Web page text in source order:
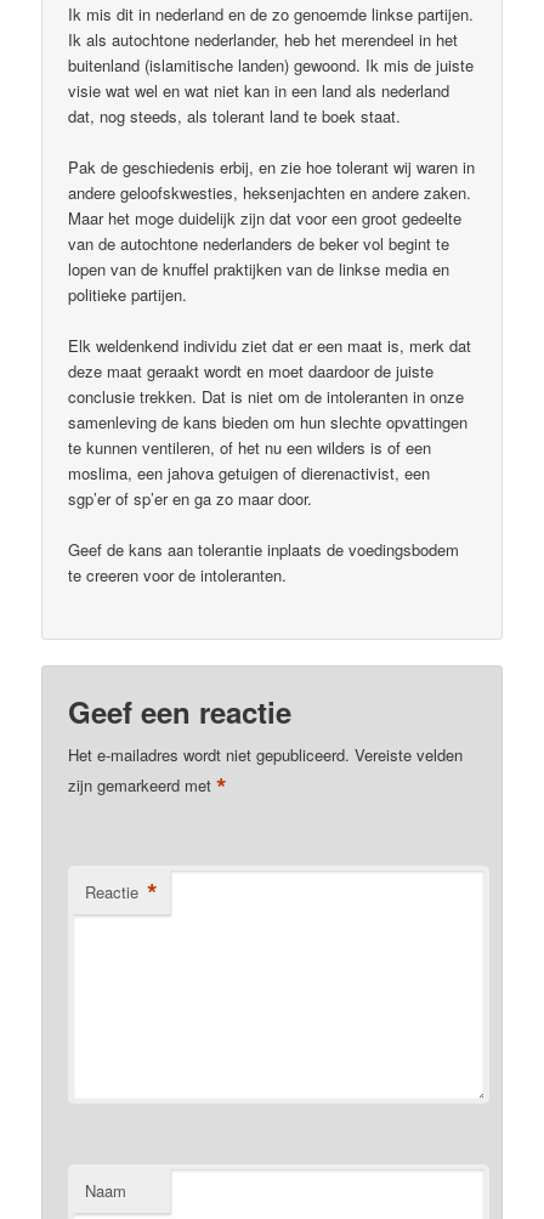
Ik mis dit in nederland en de zo genoemde linkse partijen.
Ik als autochtone nederlander, heb het merendeel in het
buitenland (islamitische landen) gewoond. Ik mis de juiste
visie wat wel en wat niet kan in een land als nederland
dat, nog steeds, als tolerant land te boek staat.
Pak de geschiedenis erbij, en zie hoe tolerant wij waren in
andere geloofskwesties, heksenjachten en andere zaken.
Maar het moge duidelijk zijn dat voor een groot gedeelte
van de autochtone nederlanders de beker vol begint te
lopen van de knuffel praktijken van de linkse media en
politieke partijen.
Elk weldenkend individu ziet dat er een maat is, merk dat
deze maat geraakt wordt en moet daardoor de juiste
conclusie trekken. Dat is niet om de intoleranten in onze
samenleving de kans bieden om hun slechte opvattingen
te kunnen ventileren, of het nu een wilders is of een
moslima, een jahova getuigen of dierenactivist, een
sgp’er of sp’er en ga zo maar door.
Geef de kans aan tolerantie inplaats de voedingsbodem
te creeren voor de intoleranten.
Geef een reactie
Het e-mailadres wordt niet gepubliceerd. Vereiste velden
zijn gemarkeerd met*
Reactie *
Naam